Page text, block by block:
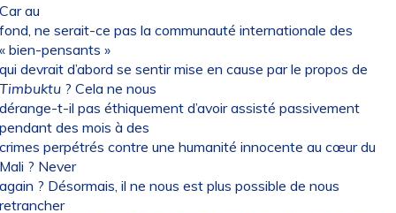
au
ne serait-ce pas la communauté internationale des
bien-pensants »
devrait d’abord se sentir mise en cause par le propos de
? Cela ne nous
t-il pas éthiquement d’avoir assisté passivement
des mois à des
perpétrés contre une humanité innocente au cœur du
? Never
? Désormais, il ne nous est plus possible de nous